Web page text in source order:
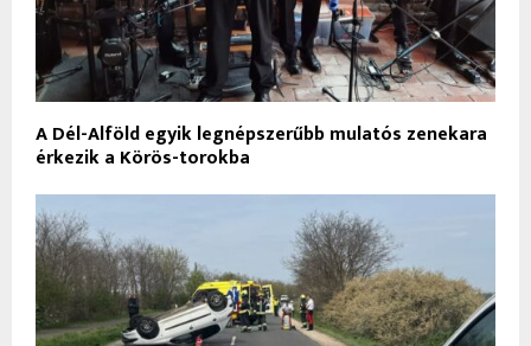
A Dél-Alföld egyik legnépszerűbb mulatós zenekara
érkezik a Körös-torokba